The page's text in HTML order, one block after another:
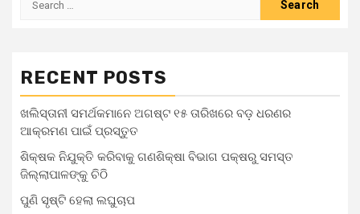
RECENT POSTS
ଖଲିସ୍ତାନୀ ସମର୍ଥକମାନେ ଅଗଷ୍ଟ ୧୫ ତାରିଖରେ ବଡ଼ ଧରଣର
ଆକ୍ରମଣ ପାଇଁ ପ୍ରସ୍ତୁତ
ଶିକ୍ଷକ ନିଯୁକ୍ତି କରିବାକୁ ଗଣଶିକ୍ଷା ବିଭାଗ ପକ୍ଷରୁ ସମସ୍ତ
ଜିଲ୍ଲାପାଳଙ୍କୁ ଚିଠି
ପୁଣି ସୃଷ୍ଟି ହେଲା ଲଘୁଚାପ